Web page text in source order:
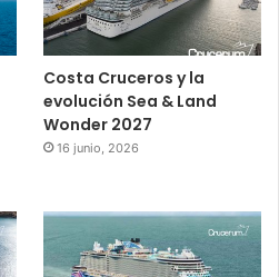
Costa Cruceros y la
evolución Sea & Land
Wonder 2027
16 junio, 2026